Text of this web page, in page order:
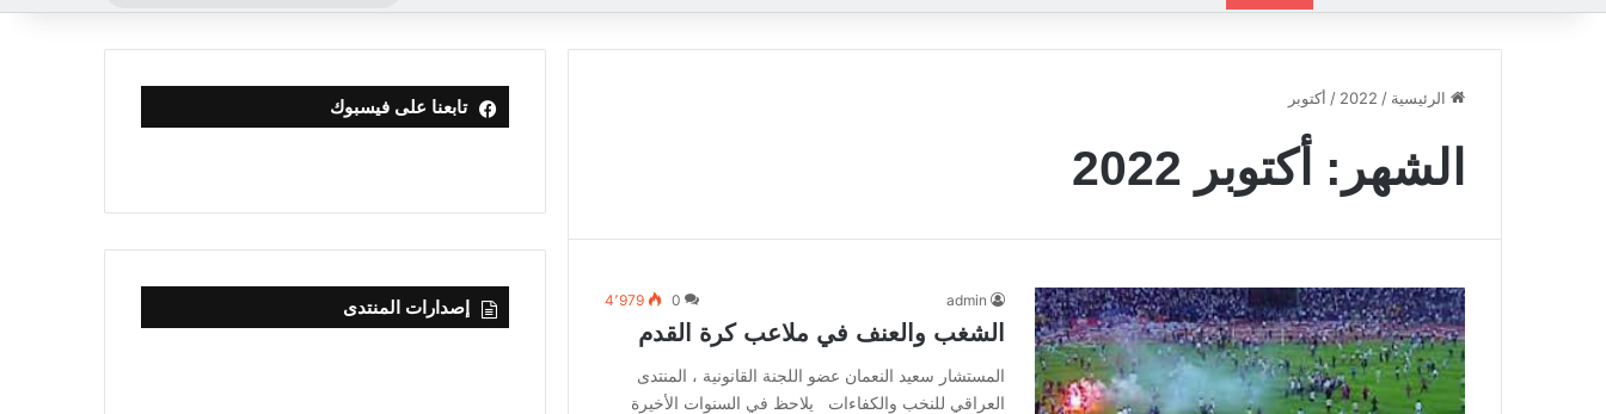
الرئيسية /
2022
/ أكتوبر
الشهر: أكتوبر 2022
admin
0 4٬979
الشغب والعنف في ملاعب كرة القدم
المستشار سعيد النعمان عضو اللجنة القانونية ، المنتدى
العراقي للنخب والكفاءات يلاحظ في السنوات الأخيرة
تابعنا على فيسبوك
إصدارات المنتدى